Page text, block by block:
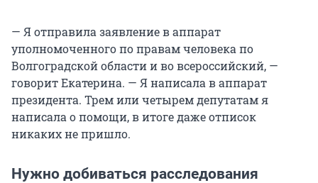
— Я отправила заявление в аппарат
уполномоченного по правам человека по
Волгоградской области и во всероссийский, —
говорит Екатерина. — Я написала в аппарат
президента. Трем или четырем депутатам я
написала о помощи, в итоге даже отписок
никаких не пришло.
Нужно добиваться расследования